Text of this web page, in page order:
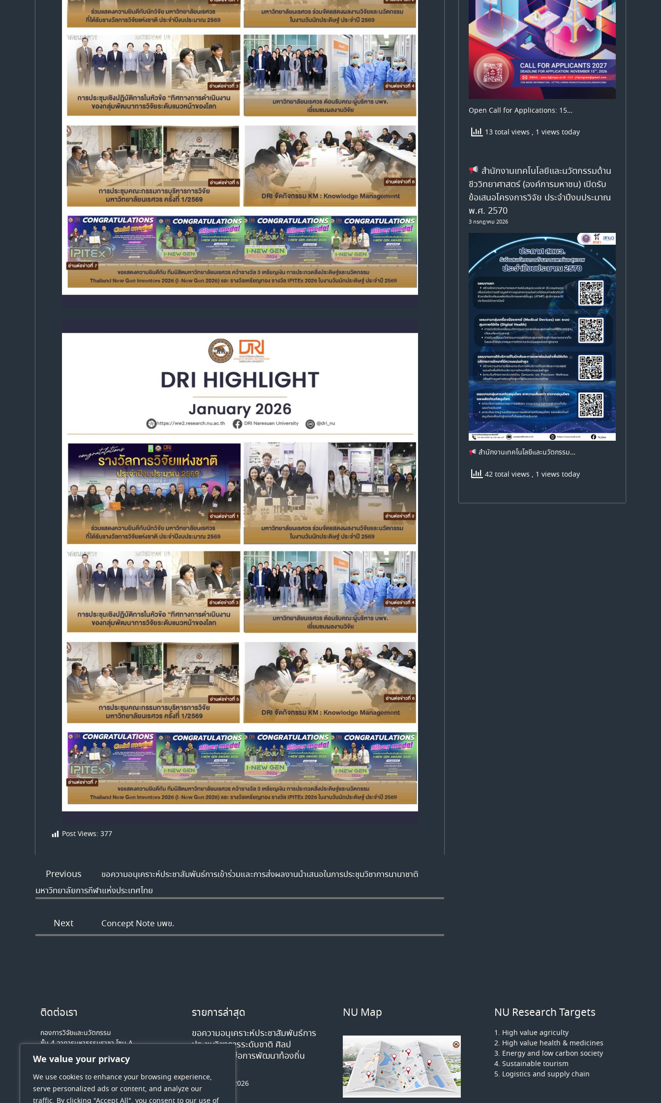
We value your privacy
We use cookies to enhance your browsing experience,
serve personalized ads or content, and analyze our
traffic. By clicking "Accept All", you consent to our use of
Post Views: 377
Previous
ขอความอนุเคราะห์ประชาสัมพันธ์การเข้าร่วมและการส่งผลงานนำเสนอในการประชุมวิชาการนานาชาติ
มหาวิทยาลัยการกีฬาแห่งประเทศไทย
Next Concept Note บพข.
Open Call for Applications: 15…
13 total views , 1 views today
สำนักงานเทคโนโลยีและนวัตกรรมด้าน
ชีววิทยาศาสตร์ (องค์การมหาชน) เปิดรับ
ข้อเสนอโครงการวิจัย ประจำปีงบประมาณ
พ.ศ. 2570
3 กรกฎาคม 2026
สำนักงานเทคโนโลยีและนวัตกรรม…
42 total views , 1 views today
ติดต่อเรา
กองการวิจัยและนวัตกรรม
ชั้น 4 อาคารมหาธรรมราชา โซน A
มหาวิทยาลัยนเรศวร 99 หมู่ 9 ตำบลท่าโพธิ์
อำเภอเมืองพิษณุโลก จังหวัดพิษณุโลก
รหัสไปรษณีย์ 65000
โทรศัพท์ : 0-5596- 8641
Email: dri-nu@nu.ac.th
รายการล่าสุด
ขอความอนุเคราะห์ประชาสัมพันธ์การ
ประชุมวิชาการระดับชาติ ศิลป
วัฒนธรรมเพื่อการพัฒนาท้องถิ่น
7 สิงหาคม 2026
NU Map NU Research Targets
1. High value agriculty
2. High value health & medicines
3. Energy and low carbon society
4. Sustainable tourism
5. Logistics and supply chain